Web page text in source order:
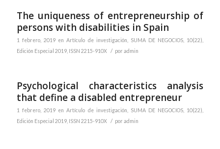
The uniqueness of entrepreneurship of
persons with disabilities in Spain
1 febrero, 2019 enArtículo de investigación
SUMA DE NEGOCIOS, 10(22),
Edición Especial 2019, ISSN 2215-910X
/ por admin
Psychological characteristics analysis
that define a disabled entrepreneur
1 febrero, 2019 enArtículo de investigación
SUMA DE NEGOCIOS, 10(22),
Edición Especial 2019, ISSN 2215-910X
/ por admin